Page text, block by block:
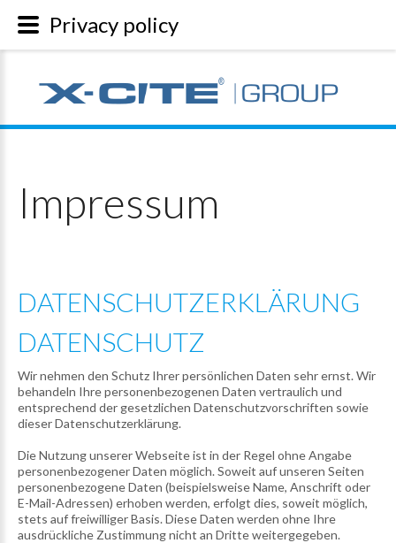
Impressum
DATENSCHUTZERKLÄRUNG
DATENSCHUTZ
Wir nehmen den Schutz Ihrer persönlichen Daten sehr ernst. Wir
behandeln Ihre personenbezogenen Daten vertraulich und
entsprechend der gesetzlichen Datenschutzvorschriften sowie
dieser Datenschutzerklärung.
Die Nutzung unserer Webseite ist in der Regel ohne Angabe
personenbezogener Daten möglich. Soweit auf unseren Seiten
personenbezogene Daten (beispielsweise Name, Anschrift oder
E-Mail-Adressen) erhoben werden, erfolgt dies, soweit möglich,
stets auf freiwilliger Basis. Diese Daten werden ohne Ihre
ausdrückliche Zustimmung nicht an Dritte weitergegeben.
Privacy policy